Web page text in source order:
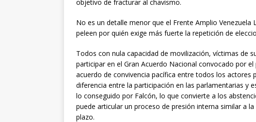
objetivo de fracturar al chavismo.
No es un detalle menor que el Frente Amplio Venezuela
peleen por quién exige más fuerte la repetición de
Todos con nula capacidad de movilización, víctimas de
participar en el Gran Acuerdo Nacional convocado por
acuerdo de convivencia pacífica entre todos los actores
diferencia entre la participación en las parlamentarias y
lo conseguido por Falcón, lo que convierte a los
puede articular un proceso de presión interna similar a
plazo.